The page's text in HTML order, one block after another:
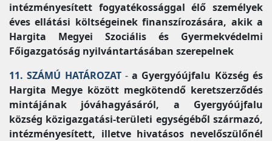
intézményesített fogyatékossággal élő személyek
éves ellátási költségeinek finanszírozására, akik a
Hargita Megyei Szociális és Gyermekvédelmi
Főigazgatóság nyilvántartásában szerepelnek
11. SZÁMÚ HATÁROZAT-a Gyergyóújfalu Község és
Hargita Megye között megkötendő keretszerződés
mintájának jóváhagyásáról, a Gyergyóújfalu
község közigazgatási-területi egységéből származó,
intézményesített, illetve hivatásos nevelőszülőnél